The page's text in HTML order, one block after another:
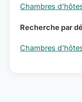
Chambres
Recherche par
Chambres